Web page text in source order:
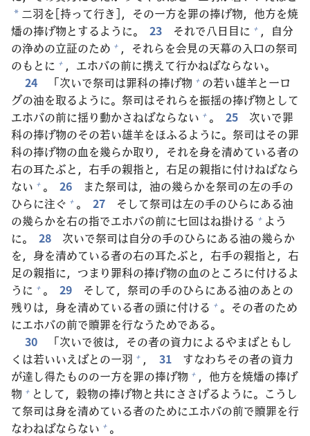
* 二羽を[持って行き]，その一方を罪の捧げ物， 他方を焼
燔の捧げ物とするように。 23 それで八日目に + ， 自分
の浄めの立証のため + ，それらを会見の天幕の入口の祭司
のもとに + ，エホバの前に携えて行かねばならない。
24
「次いで祭司は罪科の捧げ物 + の若い雄羊と一ロ
グの油を取るように。 祭司はそれらを振揺の捧げ物として
エホバの前に揺り動かさねばならない + 。 25 次いで罪
科の捧げ物のその若い雄羊をほふるように。 祭司はその罪
科の捧げ物の血を幾らか取り，それを身を清めている者の
右の耳たぶと， 右手の親指と， 右足の親指に付けねばなら
ない + 。 26 また祭司は， 油の幾らかを祭司の左の手の
ひらに注ぐ + 。 27 そして祭司は左の手のひらにある油
の幾らかを右の指でエホバの前に七回はね掛ける + よう
に。
28 次いで祭司は自分の手のひらにある油の幾らか
を， 身を清めている者の右の耳たぶと， 右手の親指と， 右
足の親指に，つまり罪科の捧げ物の血のところに付けるよ
うに + 。 29 そして， 祭司の手のひらにある油のあとの
残りは， 身を清めている者の頭に付ける + 。その者のため
にエホバの前で贖罪を行なうためである。
30
「次いで彼は，その者の資力によるやまばともし
くは若いいえばとの一羽 + ， 31 すなわちその者の資力
が達し得たものの一方を罪の捧げ物 + ， 他方を焼燔の捧げ
物 + として， 穀物の捧げ物と共にささげるように。こうし
て祭司は身を清めている者のためにエホバの前で贖罪を行
なわねばならない + 。